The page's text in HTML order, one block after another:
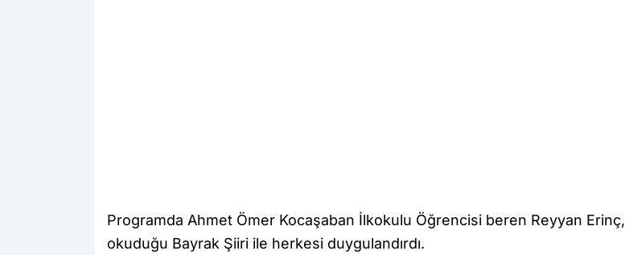
Programda Ahmet Ömer Kocaşaban İlkokulu Öğrencisi beren Reyyan Erinç,
okuduğu Bayrak Şiiri ile herkesi duygulandırdı.